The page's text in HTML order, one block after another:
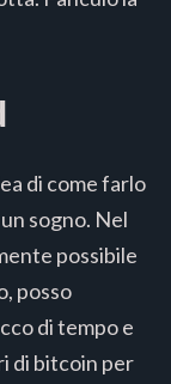
di come farlo
sogno. Nel
possibile
posso
di tempo e
di bitcoin per